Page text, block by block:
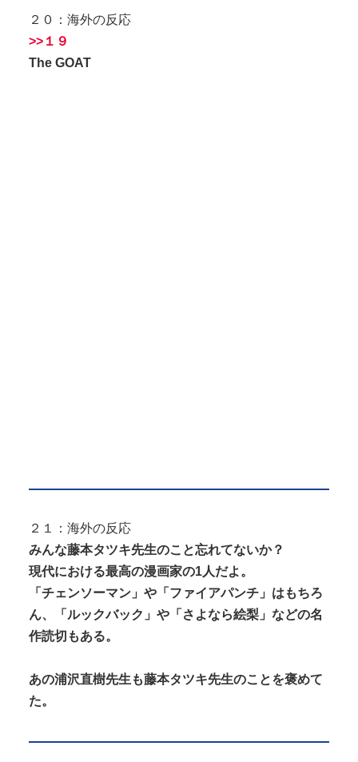
２０：海外の反応
>>１９
The GOAT
２１：海外の反応
みんな藤本タツキ先生のこと忘れてないか？
現代における最高の漫画家の1人だよ。
「チェンソーマン」や「ファイアパンチ」はもちろ
ん、「ルックバック」や「さよなら絵梨」などの名
作読切もある。
あの浦沢直樹先生も藤本タツキ先生のことを褒めて
た。